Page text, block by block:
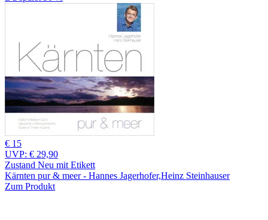
€ 15
UVP: € 29,90
Zustand Neu mit Etikett
Kärnten pur & meer - Hannes Jagerhofer,Heinz Steinhauser
Zum Produkt